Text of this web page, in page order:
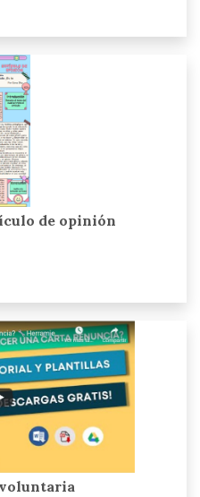
de opinión